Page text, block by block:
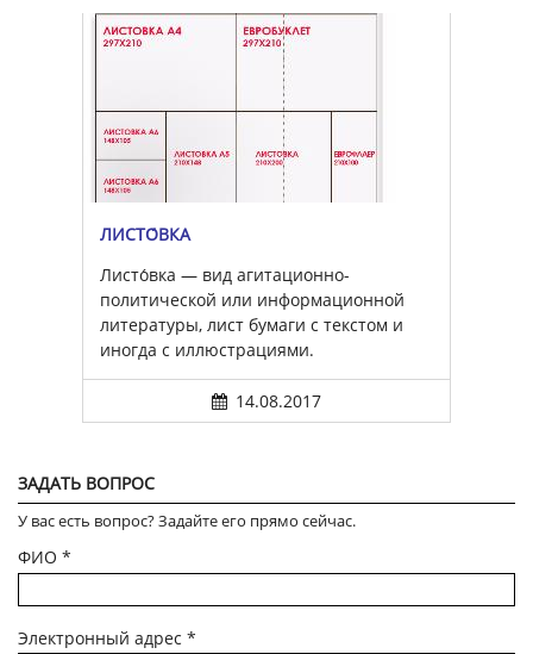
ЛИСТО́ВКА
Листо́вка — вид агитационно-
политической или информационной
литературы, лист бумаги с текстом и
иногда с иллюстрациями.
14.08.2017
ЗАДАТЬ ВОПРОС
У вас есть вопрос? Задайте его прямо сейчас.
ФИО *
Электронный адрес *